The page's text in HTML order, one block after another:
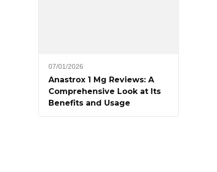
07/01/2026
Anastrox 1 Mg Reviews: A
Comprehensive Look at Its
Benefits and Usage